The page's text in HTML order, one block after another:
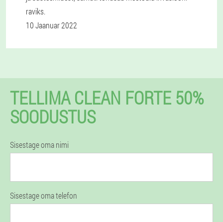
raviks.
10 Jaanuar 2022
TELLIMA CLEAN FORTE 50%
SOODUSTUS
Sisestage oma nimi
Sisestage oma telefon